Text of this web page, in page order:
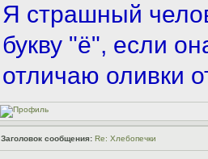
Я страшный
букву "ё", если
отличаю оливки
Заголовок сообщения: Re: Хлебопечки